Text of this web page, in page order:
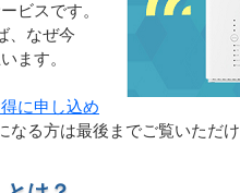
ビスです。
、なぜ今
ます。
に申し込め
なる方は最後までご覧いただ